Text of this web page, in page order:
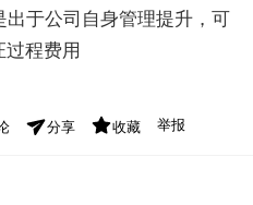
出于公司自身管理提升，可
程费用
分享 收藏 举报